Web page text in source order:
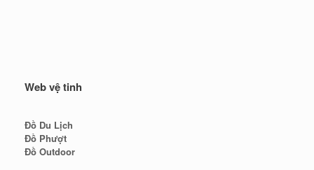
Web vệ tinh
Đồ Du Lịch
Đồ Phượt
Đồ Outdoor